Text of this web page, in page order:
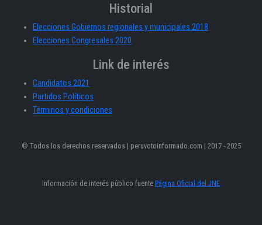
Historial
Elecciones Gobiernos regionales y municipales 2018
Elecciones Congresales 2020
Link de interés
Candidatos 2021
Partidos Políticos
Términos y condiciones
© Todos los derechos reservados | peruvotoinformado.com | 2017 - 2025
Información de interés público fuente Página Oficial del JNE